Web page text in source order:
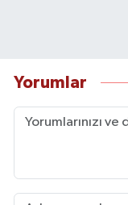
Yorumlar